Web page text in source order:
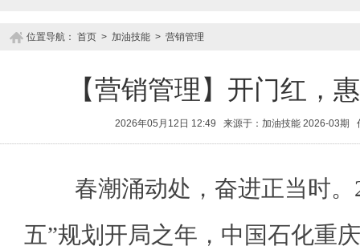
位置导航： 首页 > 加油技能 > 营销管理
【营销管理】开门红，
2026年05月12日 12:49 来源于：加油技能 2026-03
春潮涌动处，奋进正当时。
五”规划开局之年，中国石化重